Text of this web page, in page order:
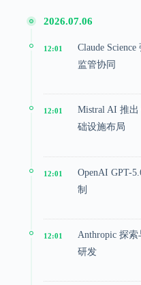
2026.07.06
12:01
Claude
监管协同
12:01
Mistral AI 推
础设施布局
12:01
OpenAI GPT-
制
12:01
Anthropic 探
研发